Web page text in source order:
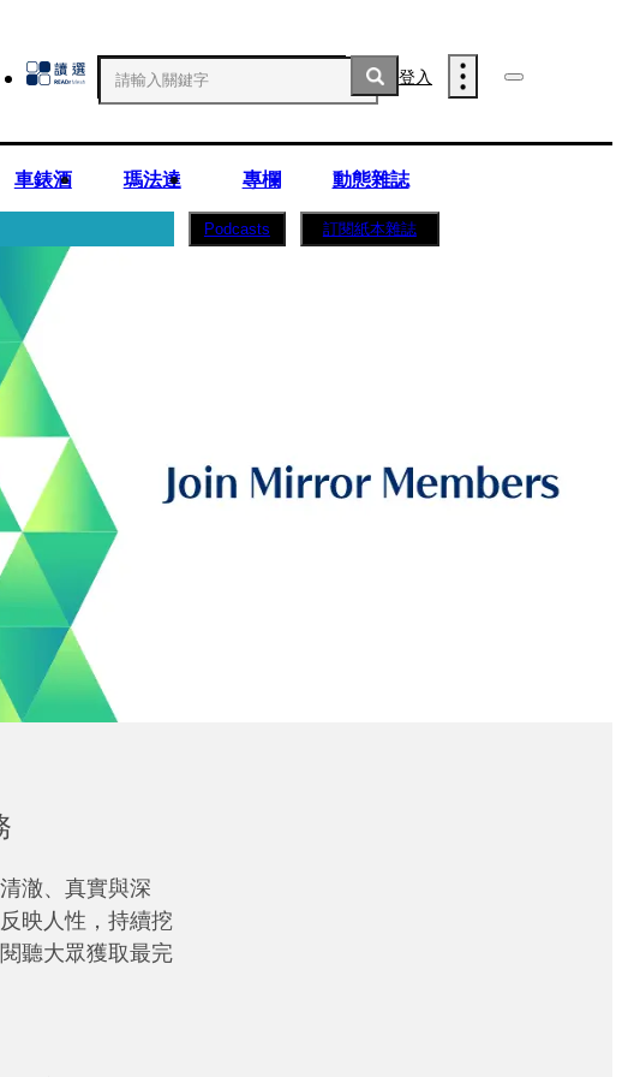
登入
車錶酒 瑪法達 專欄
動態雜誌
Podcasts 訂閱紙本雜誌
澈、真實與深
映人性，持續挖
聽大眾獲取最完